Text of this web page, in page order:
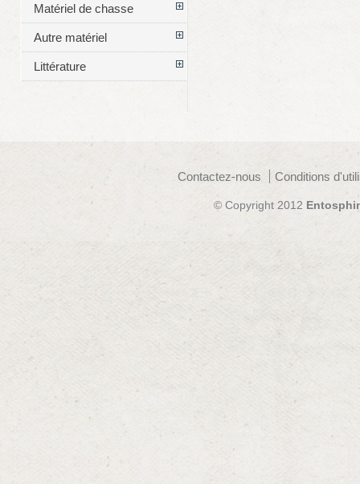
Matériel de chasse
Autre matériel
Littérature
Contactez-nous Conditions
© Copyright 2012